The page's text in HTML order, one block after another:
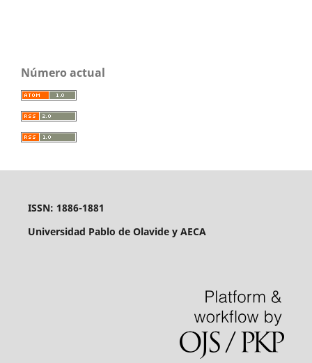
Número actual
ISSN: 1886-1881
Universidad Pablo de Olavide y AECA